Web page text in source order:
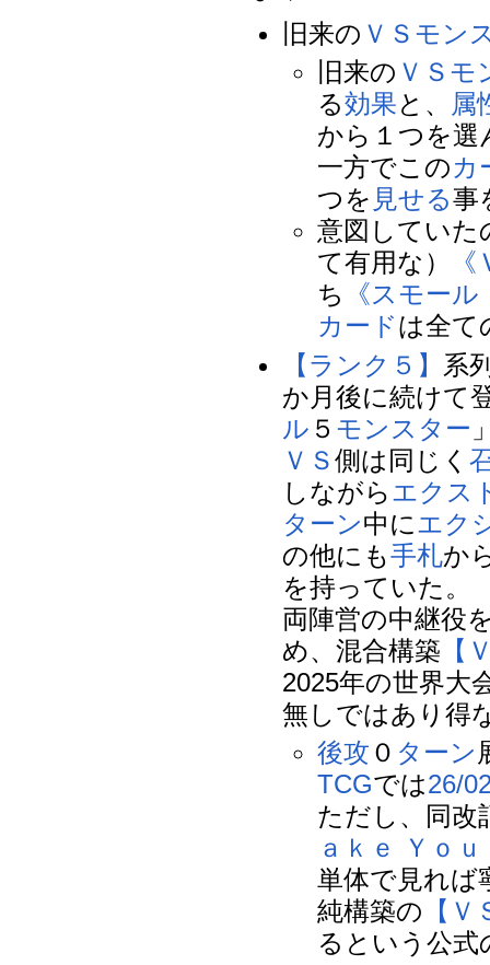
旧来の ＶＳ モン
旧来の ＶＳ モ
る効果と、
属
から１つを選
一方でこのカ
つを 見せる事
意図していた
て有用な）
ち
《スモー
カードは全て
【ランク５】 系
か月後に続けて
ル ５ モンスター
ＶＳ側は同じく
しながらエクス
ターン中にエク
の他にも手札か
を持っていた。
両陣営の中継役
め、混合構築 【
2025年の世界大
無しではあり得
後攻 ０ ターン
TCGでは26/
ただし、同改
ａｋｅ Ｙｏ
単体で見れば
純構築の 【Ｖ
るという公式